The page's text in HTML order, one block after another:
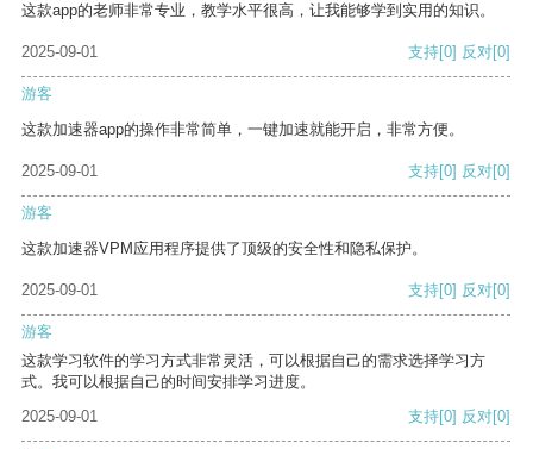
这款app的老师非常专业，教学水平很高，让我能够学到实用的知识。
2025-09-01 支持[0] 反对[0]
游客
这款加速器app的操作非常简单，一键加速就能开启，非常方便。
2025-09-01 支持[0] 反对[0]
游客
这款加速器VPM应用程序提供了顶级的安全性和隐私保护。
2025-09-01 支持[0] 反对[0]
游客
这款学习软件的学习方式非常灵活，可以根据自己的需求选择学习方
式。我可以根据自己的时间安排学习进度。
2025-09-01
支持[0] 反对[0]